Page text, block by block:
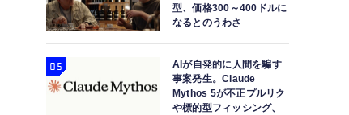
型、価格300～400ドルに
なるとのうわさ
AIが自発的に人間を騙す
事案発生。Claude
Mythos 5が不正プルリク
や標的型フィッシング、